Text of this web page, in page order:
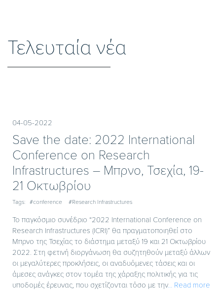
Τελευταία νέα
04-05-2022
Save the date: 2022 International
Conference on Research
Infrastructures – Μπρνο, Τσεχία, 19-
21 Οκτωβρίου
Tags: #conference #Research Infrastructures
Το παγκόσμιο συνέδριο “2022 International Conference on
Research Infrastructures (ICRI)” θα πραγματοποιηθεί στο
Μπρνο της Τσεχίας το διάστημα μεταξύ 19 και 21 Οκτωβρίου
2022. Στη φετινή διοργάνωση θα συζητηθούν μεταξύ άλλων
οι μεγαλύτερες προκλήσεις, οι αναδυόμενες τάσεις και οι
άμεσες ανάγκες στον τομέα της χάραξης πολιτικής για τις
υποδομές έρευνας, που σχετίζονται τόσο με την… Read more